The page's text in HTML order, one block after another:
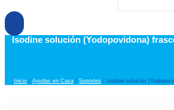
Isodine solución (Yodopovidona)
Inicio / Ayudas en Casa / Soportes / Isodine solución